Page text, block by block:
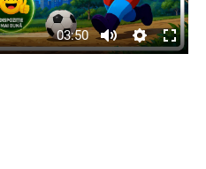
03:50